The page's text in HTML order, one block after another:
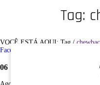
Tag:
VOCÊ ESTÁ AQUI: Tag /
Facebook
06